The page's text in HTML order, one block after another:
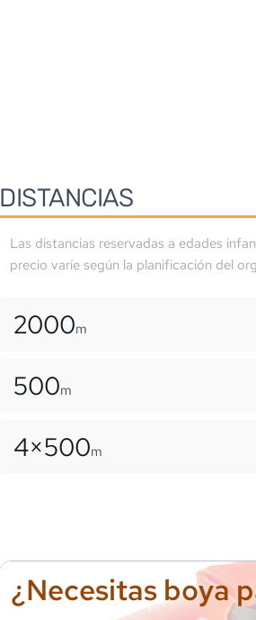
DISTANCIAS
Las distancias reservadas a edades
precio varíe según la planificación del
2000m
500m
4×500m
¿Necesitas boya